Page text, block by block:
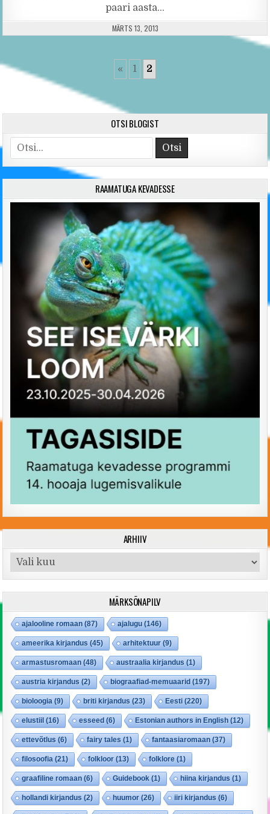
paari aasta…
PUBLISHED DATE:
MÄRTS 13, 2013
« 1 2
OTSI BLOGIST
Search for:
RAAMATUGA KEVADESSE
ARHIIV
Arhiiv
MÄRKSÕNAPILV
ajalooline romaan (87) ajalugu (146)
ameerika kirjandus (45) arhitektuur (9)
armastusromaan (48) austraalia kirjandus (1)
austria kirjandus (2) biograafiad-memuaarid (197)
bioloogia (9) briti kirjandus (23) Eesti (220)
elustiil (16) esseed (6) Estonian authors in English (12)
ettevõtlus (6) fairy tales (1) fantaasiaromaan (37)
filosoofia (21) folkloor (13) folklore (1)
graafiline romaan (6) Guidebook (1) hiina kirjandus (1)
hollandi kirjandus (2) huumor (26) iiri kirjandus (6)